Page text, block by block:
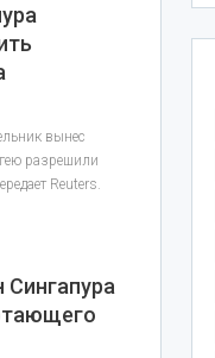
вынес
разрешили
Reuters.